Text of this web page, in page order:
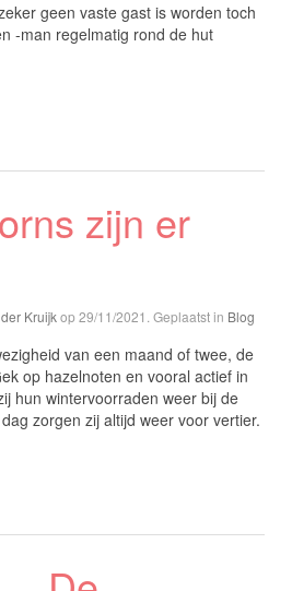
geen vaste gast is worden toch
-man regelmatig rond de hut
zijn er
Kruijkop29/11/2021 . Geplaatst in Blog
van een maand of twee, de
op hazelnoten en vooral actief in
hun wintervoorraden weer bij de
zorgen zij altijd weer voor vertier.